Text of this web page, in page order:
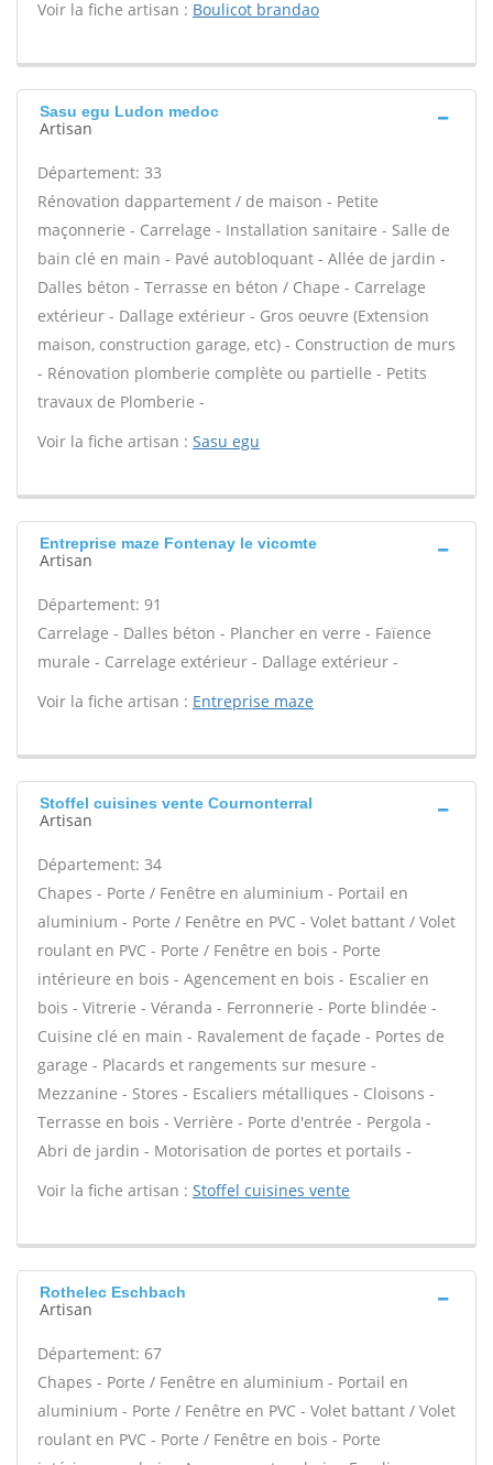
Voir la fiche artisan : Boulicot brandao
Sasu egu Ludon medoc
Artisan
Département: 33
Rénovation dappartement / de maison - Petite
maçonnerie - Carrelage - Installation sanitaire - Salle de
bain clé en main - Pavé autobloquant - Allée de jardin -
Dalles béton - Terrasse en béton / Chape - Carrelage
extérieur - Dallage extérieur - Gros oeuvre (Extension
maison, construction garage, etc) - Construction de murs
- Rénovation plomberie complète ou partielle - Petits
travaux de Plomberie -
Voir la fiche artisan : Sasu egu
Entreprise maze Fontenay le vicomte
Artisan
Département: 91
Carrelage - Dalles béton - Plancher en verre - Faïence
murale - Carrelage extérieur - Dallage extérieur -
Voir la fiche artisan : Entreprise maze
Stoffel cuisines vente Cournonterral
Artisan
Département: 34
Chapes - Porte / Fenêtre en aluminium - Portail en
aluminium - Porte / Fenêtre en PVC - Volet battant / Volet
roulant en PVC - Porte / Fenêtre en bois - Porte
intérieure en bois - Agencement en bois - Escalier en
bois - Vitrerie - Véranda - Ferronnerie - Porte blindée -
Cuisine clé en main - Ravalement de façade - Portes de
garage - Placards et rangements sur mesure -
Mezzanine - Stores - Escaliers métalliques - Cloisons -
Terrasse en bois - Verrière - Porte d'entrée - Pergola -
Abri de jardin - Motorisation de portes et portails -
Voir la fiche artisan : Stoffel cuisines vente
Rothelec Eschbach
Artisan
Département: 67
Chapes - Porte / Fenêtre en aluminium - Portail en
aluminium - Porte / Fenêtre en PVC - Volet battant / Volet
roulant en PVC - Porte / Fenêtre en bois - Porte